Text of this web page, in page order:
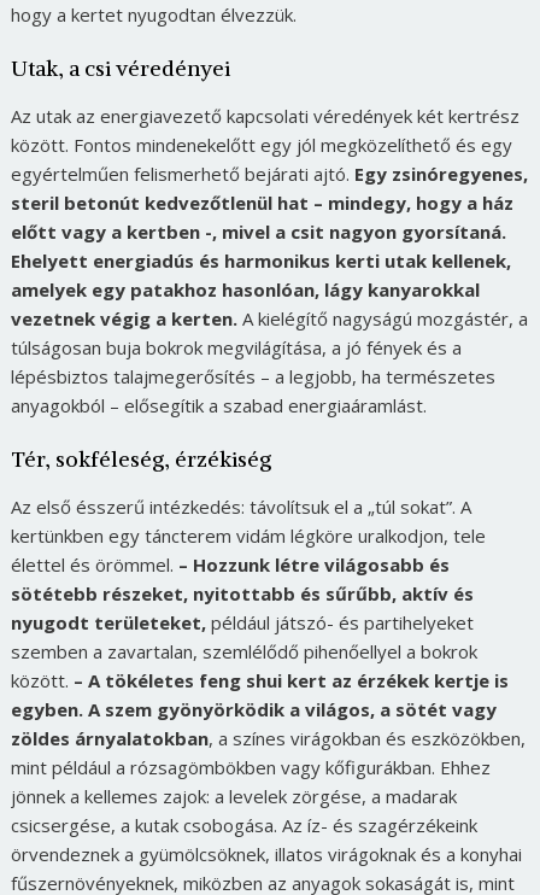
hogy a kertet nyugodtan élvezzük.
Utak, a csi véredényei
Az utak az energiavezető kapcsolati véredények két kertrész
között. Fontos mindenekelőtt egy jól megközelíthető és egy
egyértelműen felismerhető bejárati ajtó. Egy zsinóregyenes,
steril betonút kedvezőtlenül hat – mindegy, hogy a ház
előtt vagy a kertben -, mivel a csit nagyon gyorsítaná.
Ehelyett energiadús és harmonikus kerti utak kellenek,
amelyek egy patakhoz hasonlóan, lágy kanyarokkal
vezetnek végig a kerten.A kielégítő nagyságú mozgástér, a
túlságosan buja bokrok megvilágítása, a jó fények és a
lépésbiztos talajmegerősítés – a legjobb, ha természetes
anyagokból – elősegítik a szabad energiaáramlást.
Tér, sokféleség, érzékiség
Az első ésszerű intézkedés: távolítsuk el a „túl sokat”. A
kertünkben egy táncterem vidám légköre uralkodjon, tele
élettel és örömmel. – Hozzunk létre világosabb és
sötétebb részeket, nyitottabb és sűrűbb, aktív és
nyugodt területeket,például játszó- és partihelyeket
szemben a zavartalan, szemlélődő pihenőellyel a bokrok
között. – A tökéletes feng shui kert az érzékek kertje is
egyben. A szem gyönyörködik a világos, a sötét vagy
zöldes árnyalatokban, a színes virágokban és eszközökben,
mint például a rózsagömbökben vagy kőfigurákban. Ehhez
jönnek a kellemes zajok: a levelek zörgése, a madarak
csicsergése, a kutak csobogása. Az íz- és szagérzékeink
örvendeznek a gyümölcsöknek, illatos virágoknak és a konyhai
fűszernövényeknek, miközben az anyagok sokaságát is, mint